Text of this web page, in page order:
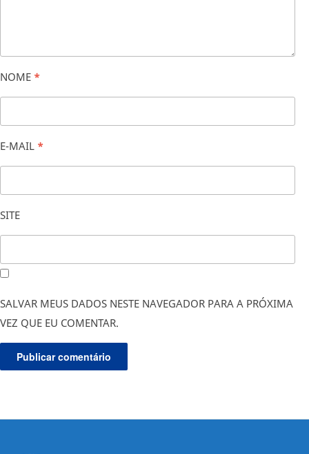
NOME *
E-MAIL *
SITE
SALVAR MEUS DADOS NESTE NAVEGADOR PARA A PRÓXIMA
VEZ QUE EU COMENTAR.